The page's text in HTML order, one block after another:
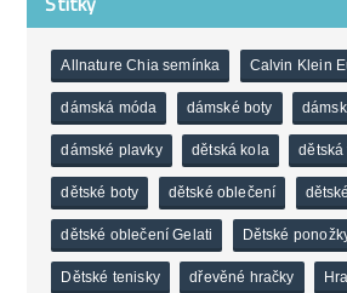
Allnature Chia semínka Calvin Klein
dámská móda dámské boty
dámské plavky dětská kola dětská
dětské boty dětské oblečení
dětské oblečení Gelati Dětské
Dětské tenisky dřevěné hračky